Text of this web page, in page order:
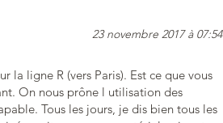
23 novembre 2017 à 07:54
la ligne R (vers Paris). Est ce que vous
On nous prône l utilisation des
Tous les jours, je dis bien tous les